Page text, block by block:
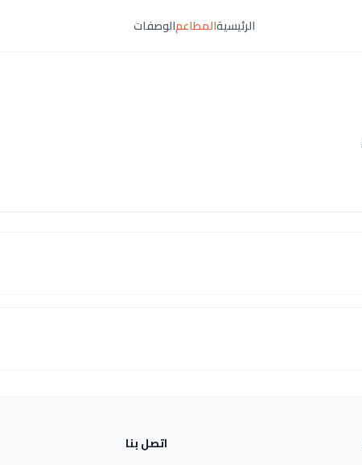
الرئيسيةالمطاعمالوصفات
اتصل بنا